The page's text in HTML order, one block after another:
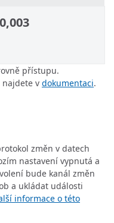
přístupu.
najdete v dokumentaci.
změn v datech
nastavení vypnutá a
bude kanál změn
a ukládat události
informace o této